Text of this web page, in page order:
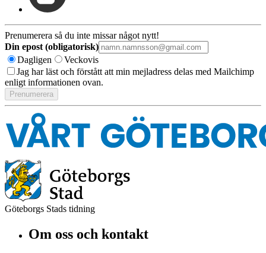
Prenumerera så du inte missar något nytt!
Din epost (obligatorisk)
Dagligen
Veckovis
Jag har läst och förstått att min mejladress delas med Mailchimp
enligt informationen ovan.
Göteborgs Stads tidning
Om oss och kontakt